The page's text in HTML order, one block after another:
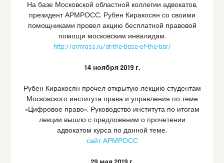
На базе Московской областной коллегии адвокатов,
президент АРМРОСС, Рубен Киракосян со своими
помощниками провел акцию бесплатной правовой
помощи московским инвалидам.
http://armross.ru/at-the-base-of-the-bar/
14 ноября 2019 г.
Рубен Киракосян прочел открытую лекцию студентам
Московского института права и управления по теме
«Цифровое право». Руководство института по итогам
лекции вышло с предложеним о прочетении
адвокатом курса по данной теме.
сайт АРМРОСС